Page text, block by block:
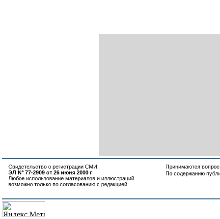
Свидетельство о регистрации СМИ:
ЭЛ N° 77-2909 от 26 июня 2000 г
Любое использование материалов и иллюстраций
возможно только по согласованию с редакцией
Принимаются
По содержанию